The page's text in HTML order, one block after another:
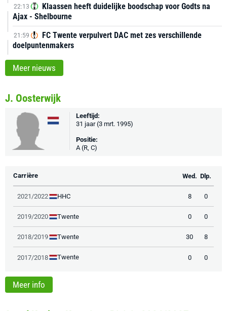
22:13
Klaassen heeft duidelijke boodschap voor Godts na
Ajax - Shelbourne
21:59
FC Twente verpulvert DAC met zes verschillende
doelpuntenmakers
Meer nieuws
J. Oosterwijk
Leeftijd:
31 jaar (3 mrt. 1995)
Positie:
A (R, C)
Carrière Wed. Dlp.
2021/2022 HHC 8 0
2019/2020 Twente 0 0
2018/2019 Twente 30 8
2017/2018 Twente 0 0
Meer info